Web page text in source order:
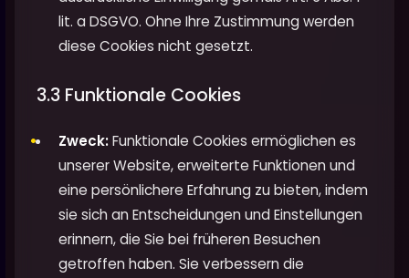
lit. a DSGVO. Ohne Ihre Zustimmung werden
diese Cookies nicht gesetzt.
3.3 Funktionale Cookies
Zweck:Funktionale Cookies ermöglichen es
unserer Website, erweiterte Funktionen und
eine persönlichere Erfahrung zu bieten, indem
sie sich an Entscheidungen und Einstellungen
erinnern, die Sie bei früheren Besuchen
getroffen haben. Sie verbessern die